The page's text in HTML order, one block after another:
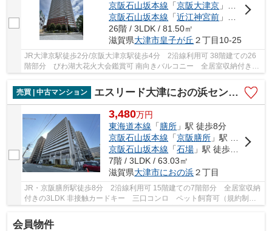
京阪石山坂本線 「京阪大津京 」駅 徒歩4分
京阪石山坂本線 「近江神宮前 」駅 徒歩10分
26階 / 3LDK / 81.50㎡
滋賀県大津市皇子が丘 ２丁目10-25
JR大津京駅徒歩2分/京阪大津京駅徒歩4分 2沿線利用可 38階建ての26
階部分 びわ湖大花火大会鑑賞可 南向きバルコニー 全居室収納付きの
売買 | 中古マンション
エスリード大津におの浜セントラル
3,480万円
東海道本線 「膳所 」駅 徒歩8分
京阪石山坂本線 「京阪膳所 」駅 徒歩8分
京阪石山坂本線 「石場 」駅 徒歩9分
7階 / 3LDK / 63.03㎡
滋賀県大津市におの浜２丁目
JR・京阪膳所駅徒歩8分 2沿線利用可 15階建ての7階部分 全居室収納
付きの3LDK 非接触カードキー 三口コンロ ペット飼育可（規約制限
会員物件